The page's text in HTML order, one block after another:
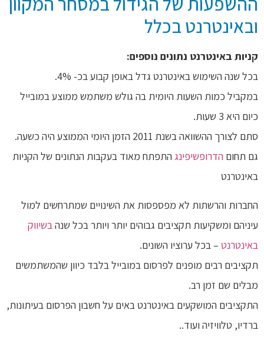
ובאינטרנט בכלל
קניות באינטרנט נתונים נוספים:
בכל שנה השימוש באינטרנט גדל באופן קבוע בכ- 4%.
במקביל כמות השעות היומית בה גולש משתמש ממוצע במובייל
כיום היא 3 שעות.
סתם לצורך ההשוואה בשנת 2011 הזמן היומי הממוצע היה כשעה.
גם תחום הדרופשיפינג התפתח מאוד בעקבות הנתונים של הקניות
באינטרנט
החברות והרשתות לא מפספסות את השינויים שמתרחשים למול
עיניהם ומשקיעות תקציבים גבוהים יותר ויותר בכל שנהבשיווק
באינטרנט – בכל ערוציו השונים.
תקציבים רבים מופנים לפרסום במובייל בלבד כיוון שהמשתמשים
מבלים שם זמן רב.
התקציבים המושקעים באינטרנט באים על חשבון הפרסום בעיתונות,
ברדיו, טלוויזיה ועוד..